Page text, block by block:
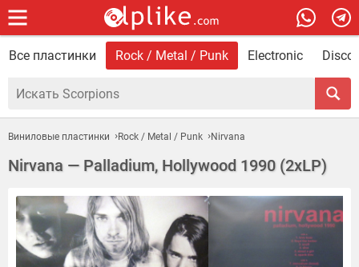
Все пластинки Rock / Metal / Punk Electronic Disco
Виниловые пластинки Rock / Metal / Punk Nirvana
Nirvana — Palladium, Hollywood 1990 (2xLP)